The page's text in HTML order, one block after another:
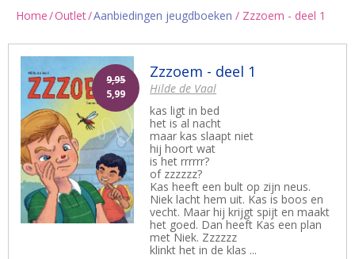
Home/Outlet/Aanbiedingen jeugdboeken / Zzzoem - deel 1
9,95
5,99
Zzzoem - deel 1
Hilde de Vaal
kas ligt in bed
het is al nacht
maar kas slaapt niet
hij hoort wat
is het rrrrrr?
of zzzzzz?
Kas heeft een bult op zijn neus.
Niek lacht hem uit. Kas is boos en
vecht. Maar hij krijgt spijt en maakt
het goed. Dan heeft Kas een plan
met Niek. Zzzzzz
klinkt het in de klas ...